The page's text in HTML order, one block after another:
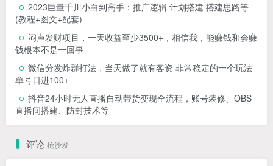
2023巨量千川小白到高手：推广逻辑 计划搭建 搭建思路等
(教程+图文+配套)
闷声发财项目，一天收益至少3500+，相信我，能赚钱和会赚
钱根本不是一回事
微信分发炸群打法，当天做了就有客资 非常稳定的一个玩法
单号日进100+
抖音24小时无人直播自动带货变现全流程，账号装修、OBS
直播间搭建、防封技术等
评论 抢沙发